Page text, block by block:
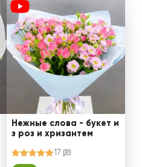
Нежные слова - букет и
з роз и хризантем
17